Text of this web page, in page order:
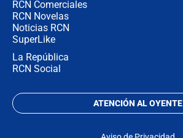
RCN Comerciales
RCN Novelas
Noticias RCN
SuperLike
La República
RCN Social
ATENCIÓN AL OYENTE